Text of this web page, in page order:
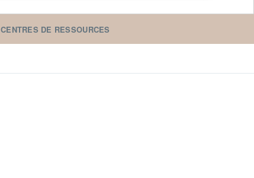
CENTRES DE RESSOURCES